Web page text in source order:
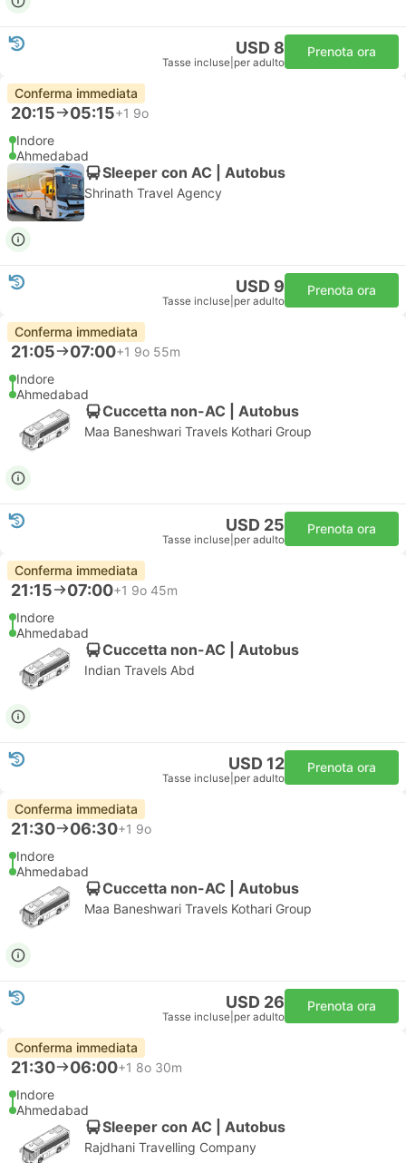
USD 8
Tasse incluse per adulto
Prenota ora
Conferma immediata
20:15 05:15+1 9o
Indore
Ahmedabad
Sleeper con AC | Autobus
Shrinath Travel Agency
USD 9
Tasse incluse per adulto
Prenota ora
Conferma immediata
21:05 07:00+1 9o 55m
Indore
Ahmedabad
Cuccetta non-AC | Autobus
Maa Baneshwari Travels Kothari Group
USD 25
Tasse incluse per adulto
Prenota ora
Conferma immediata
21:15 07:00+1 9o 45m
Indore
Ahmedabad
Cuccetta non-AC | Autobus
Indian Travels Abd
USD 12
Tasse incluse per adulto
Prenota ora
Conferma immediata
21:30 06:30+1 9o
Indore
Ahmedabad
Cuccetta non-AC | Autobus
Maa Baneshwari Travels Kothari Group
USD 26
Tasse incluse per adulto
Prenota ora
Conferma immediata
21:30 06:00+1 8o 30m
Indore
Ahmedabad
Sleeper con AC | Autobus
Rajdhani Travelling Company